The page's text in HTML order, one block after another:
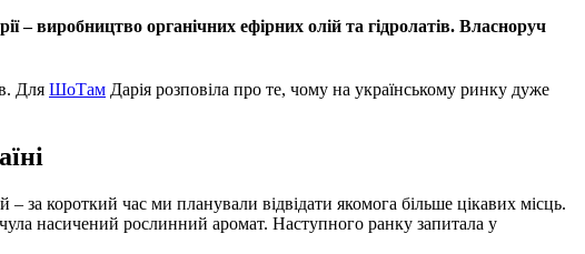
– виробництво органічних ефірних олій та гідролатів. Власноруч
Для ШоТам Дарія розповіла про те, чому на українському ринку дуже
короткий час ми планували відвідати якомога більше цікавих місць.
насичений рослинний аромат. Наступного ранку запитала у